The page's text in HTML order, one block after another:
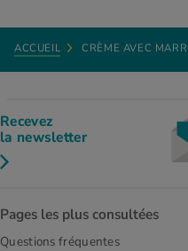
ACCUEIL CRÈME AVEC
Recevez
la newsletter
Pages les plus consultées
Questions fréquentes